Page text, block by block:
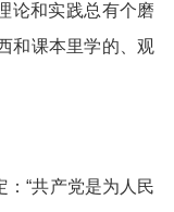
论和实践总有个磨
和课本里学的、观
“共产党是为人民